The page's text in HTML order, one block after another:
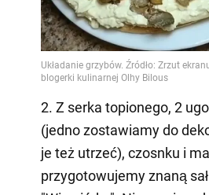
2. Z serka topionego, 2
(jedno zostawiamy do
je też utrzeć), czosnku i
przygotowujemy znaną